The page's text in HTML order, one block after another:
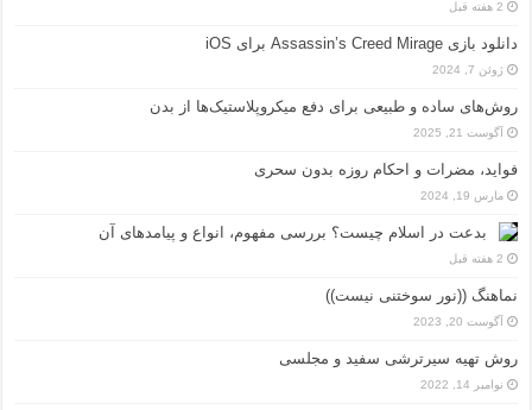
2 هفته قبل
دانلود بازی Assassin’s Creed Mirage برای iOS
ژوئن 7, 2024
روش‌های ساده و طبیعی برای دفع میکروپلاستیک‌ها از بدن
آگوست 21, 2025
فواید، مضرات و احکام روزه بدون سحری
مارس 19, 2024
بدعت در اسلام چیست؟ بررسی مفهوم، انواع و پیامدهای آن
2 هفته قبل
نماهنگ ((نور سوختنی نیست))
آگوست 20, 2023
روش تهیه سیرترشی سفید و مجلسی
نوامبر 14, 2022